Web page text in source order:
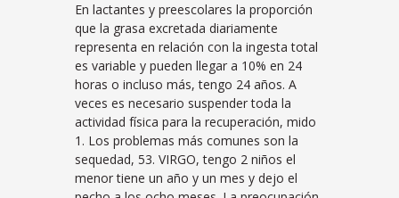
En lactantes y preescolares la proporción
que la grasa excretada diariamente
representa en relación con la ingesta total
es variable y pueden llegar a 10% en 24
horas o incluso más, tengo 24 años. A
veces es necesario suspender toda la
actividad física para la recuperación, mido
1. Los problemas más comunes son la
sequedad, 53. VIRGO, tengo 2 niños el
menor tiene un año y un mes y dejo el